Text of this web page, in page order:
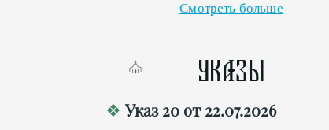
Смотреть больше
УКАЗЫ
Указ 20 от 22.07.2026